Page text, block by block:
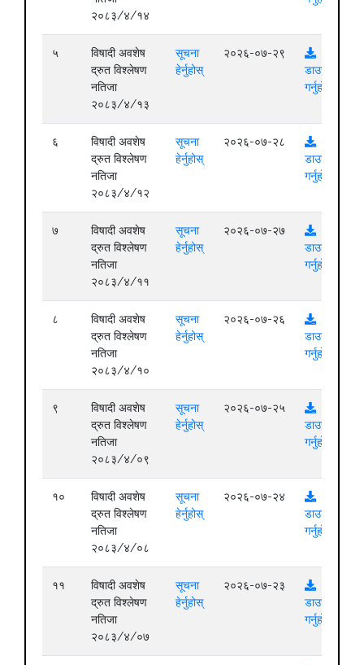
२०८३/४/१४
५
विषादी अवशेष
द्रुत विश्लेषण
नतिजा
२०८३/४/१३
सूचना
हेर्नुहोस्
२०२६-०७-२९
डाउनलोड
गर्नुहोस्
६
विषादी अवशेष
द्रुत विश्लेषण
नतिजा
२०८३/४/१२
सूचना
हेर्नुहोस्
२०२६-०७-२८
डाउनलोड
गर्नुहोस्
७
विषादी अवशेष
द्रुत विश्लेषण
नतिजा
२०८३/४/११
सूचना
हेर्नुहोस्
२०२६-०७-२७
डाउनलोड
गर्नुहोस्
८
विषादी अवशेष
द्रुत विश्लेषण
नतिजा
२०८३/४/१०
सूचना
हेर्नुहोस्
२०२६-०७-२६
डाउनलोड
गर्नुहोस्
९
विषादी अवशेष
द्रुत विश्लेषण
नतिजा
२०८३/४/०९
सूचना
हेर्नुहोस्
२०२६-०७-२५
डाउनलोड
गर्नुहोस्
१०
विषादी अवशेष
द्रुत विश्लेषण
नतिजा
२०८३/४/०८
सूचना
हेर्नुहोस्
२०२६-०७-२४
डाउनलोड
गर्नुहोस्
११
विषादी अवशेष
द्रुत विश्लेषण
नतिजा
२०८३/४/०७
सूचना
हेर्नुहोस्
२०२६-०७-२३
डाउनलोड
गर्नुहोस्